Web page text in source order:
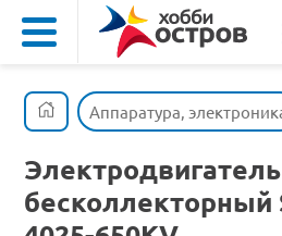
Аппаратура,
Электродвигатель
бесколлекторный